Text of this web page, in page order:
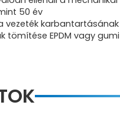
50 év
vezeték karbantartásának
EPDM vagy gumi